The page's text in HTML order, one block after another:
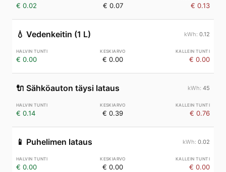
€ 0.02 € 0.07 € 0.13
💧 Vedenkeitin (1 L) 0.12
€ 0.00 € 0.00 € 0.00
🔌 Sähköauton täysi lataus 45
€ 0.14 € 0.39 € 0.76
📱 Puhelimen lataus 0.02
€ 0.00 € 0.00 € 0.00